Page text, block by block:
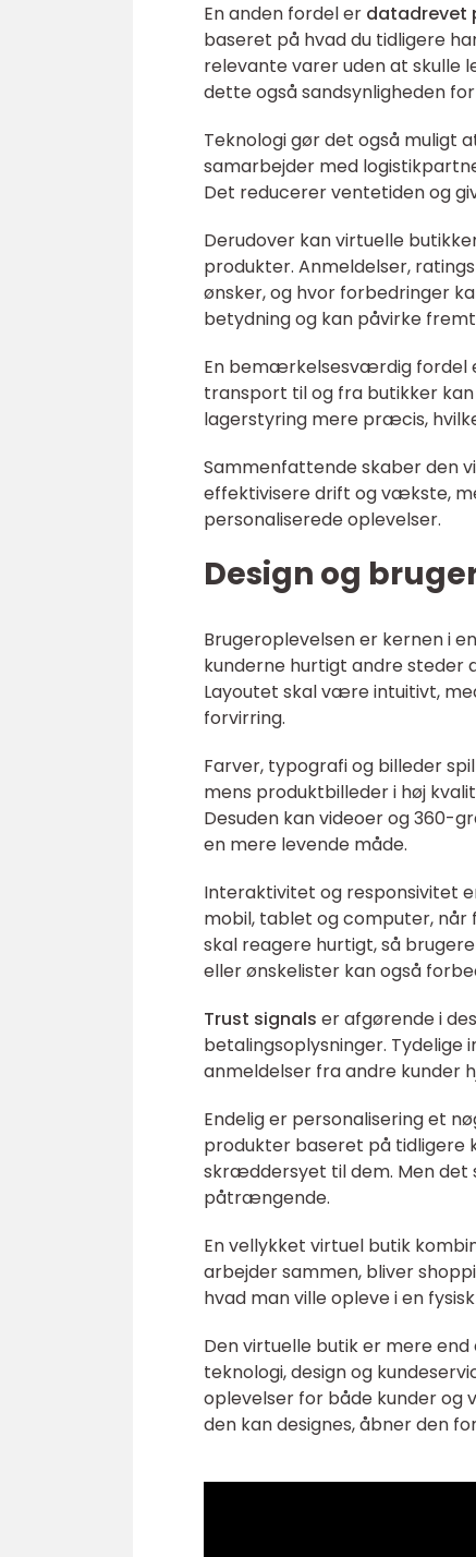
En anden fordel er datadrevet
baseret på hvad du tidligere
relevante varer uden at skulle
dette også sandsynligheden
Teknologi gør det også muligt
samarbejder med
Det reducerer ventetiden og
Derudover kan virtuelle
produkter. Anmeldelser,
ønsker, og hvor forbedringer
betydning og kan påvirke
En bemærkelsesværdig fordel
transport til og fra butikker
lagerstyring mere præcis,
Sammenfattende skaber den
effektivisere drift og vækste,
personaliserede oplevelser.
Design og
Brugeroplevelsen er kernen i
kunderne hurtigt andre steder
Layoutet skal være intuitivt,
forvirring.
Farver, typografi og billeder
mens produktbilleder i høj
Desuden kan videoer og 360-
en mere levende måde.
Interaktivitet og responsivitet
mobil, tablet og computer, når
skal reagere hurtigt, så
eller ønskelister kan også
Trust signals er afgørende i
betalingsoplysninger.
anmeldelser fra andre kunder
Endelig er personalisering et
produkter baseret på tidligere
skræddersyet til dem. Men det
påtrængende.
En vellykket virtuel butik
arbejder sammen, bliver
hvad man ville opleve i en
Den virtuelle butik er mere
teknologi, design og
oplevelser for både kunder og
den kan designes, åbner den